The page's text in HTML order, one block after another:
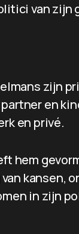
van zijn
zijn
en
en privé.
hem
kansen,
in zijn